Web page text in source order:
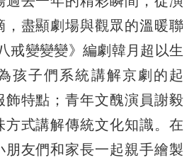
，盡顯劇場與觀眾的溫暖聯
戒變變變》編劇韓月超以生
孩子們系統講解京劇的起
飾特點；青年文醜演員謝毅
方式講解傳統文化知識。在
朋友們和家長一起親手繪製